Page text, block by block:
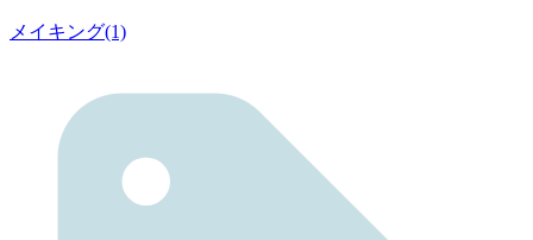
メイキング(1)